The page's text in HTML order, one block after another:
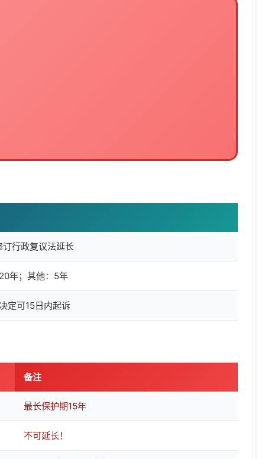
行政复议法延长
年；其他：5年
定可15日内起诉
备注
最长保护期15年
不可延长！